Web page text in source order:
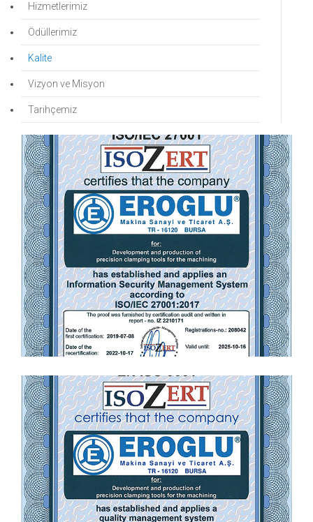
Hizmetlerimiz
Ödüllerimiz
Kalite
Vizyon ve Misyon
Tarihçemiz